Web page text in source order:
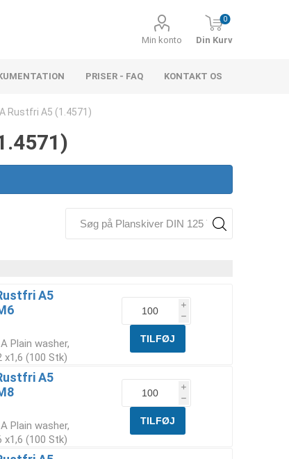
Min konto
0
Din Kurv
PRISER - FAQ KONTAKT OS
Rustfri A5 (1.4571)
A5
Plain washer,
x1,6 (100 Stk)
i
h
A5
Plain washer,
x1,6 (100 Stk)
i
h